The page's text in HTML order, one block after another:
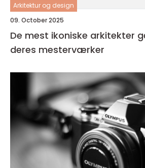
Arkitektur og design
09. October 2025
De mest ikoniske arkitekter
deres mesterværker